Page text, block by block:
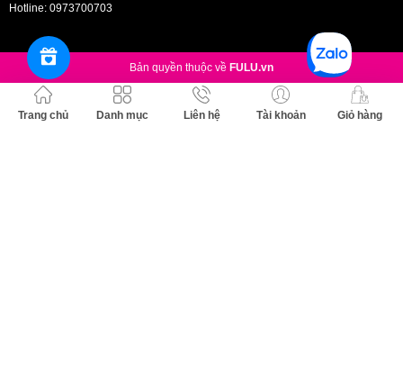
Trang chủ Danh mục Liên hệ Tài khoản Giỏ hàng
Hotline: 0973700703
Bản quyền thuộc về FULU.vn